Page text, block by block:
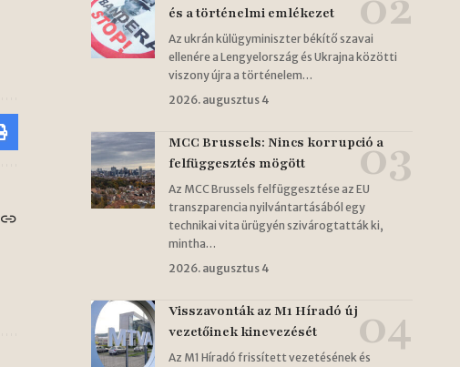
és a történelmi emlékezet
Az ukrán külügyminiszter békítő szavai
ellenére a Lengyelország és Ukrajna közötti
viszony újra a történelem…
2026. augusztus 4
MCC Brussels: Nincs korrupció a
felfüggesztés mögött
Az MCC Brussels felfüggesztése az EU
transzparencia nyilvántartásából egy
technikai vita ürügyén szivárogtatták ki,
mintha…
2026. augusztus 4
Visszavonták az M1 Híradó új
vezetőinek kinevezését
Az M1 Híradó frissített vezetésének és